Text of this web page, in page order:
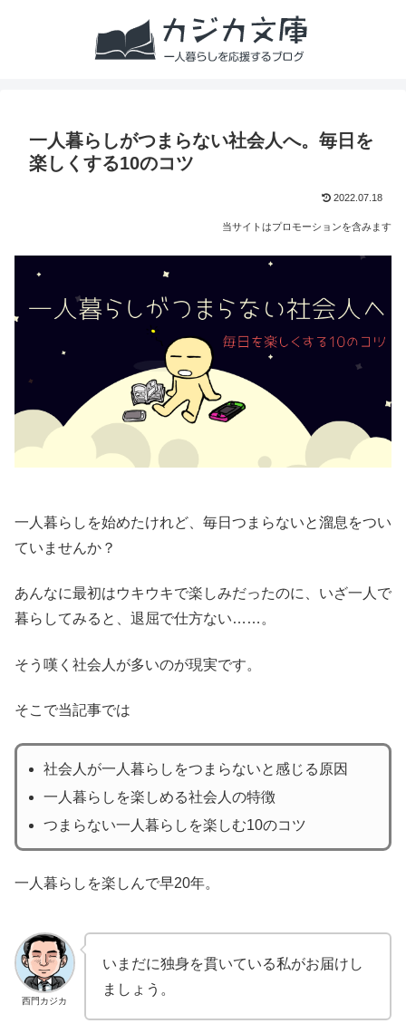
一人暮らしがつまらない社会人へ。毎日を
楽しくする10のコツ
2022.07.18
当サイトはプロモーションを含みます
一人暮らしを始めたけれど、毎日つまらないと溜息をつい
ていませんか？
あんなに最初はウキウキで楽しみだったのに、いざ一人で
暮らしてみると、退屈で仕方ない……。
そう嘆く社会人が多いのが現実です。
そこで当記事では
社会人が一人暮らしをつまらないと感じる原因
一人暮らしを楽しめる社会人の特徴
つまらない一人暮らしを楽しむ10のコツ
一人暮らしを楽しんで早20年。
西門カジカ
いまだに独身を貫いている私がお届けし
ましょう。